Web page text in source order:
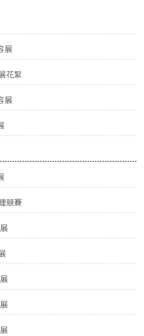
展
花絮
展
競賽